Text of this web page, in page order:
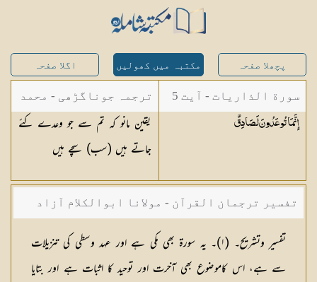
پچھلا صفحہ مکتبہ میں کھولیں اگلا صفحہ
سورة الذاريات - آیت 5
إِنَّمَا تُوعَدُونَلَصَادِقٌ
ترجمہ جوناگڑھی - محمد
جونا گڑھی
یقین مانو کہ تم سے جو وعدے کئے
جاتے ہیں (سب) سچے ہیں
تفسیر ترجمان القرآن - مولانا ابوالکلام آزاد
تفسیر وتشریح۔ (١)۔ یہ سورۃ بھی مکی ہے اور عہد وسطی کی تنزیلات
سے ہے، اس کاموضوع بھی آخرت اور توحید کا اثبات ہے اور بتایا